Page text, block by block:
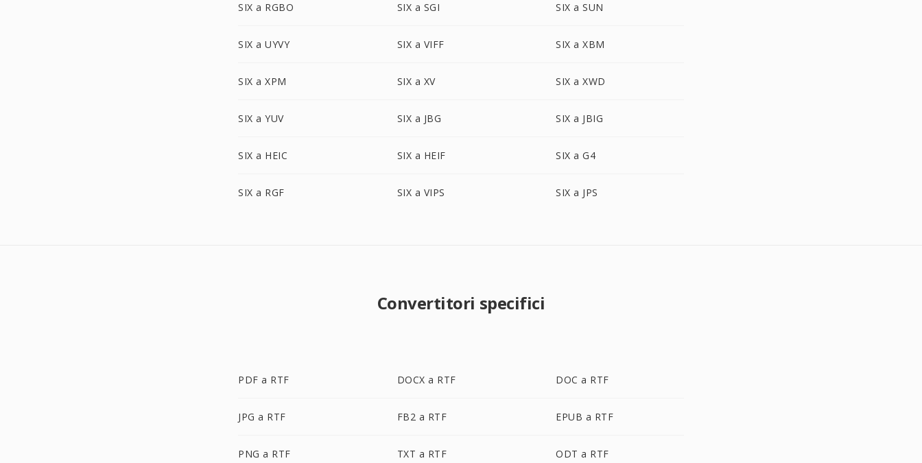
SIX a RGBO SIX a SGI SIX a SUN
SIX a UYVY SIX a VIFF SIX a XBM
SIX a XPM SIX a XV SIX a XWD
SIX a YUV SIX a JBG SIX a JBIG
SIX a HEIC SIX a HEIF SIX a G4
SIX a RGF SIX a VIPS SIX a JPS
Convertitori specifici
PDF a RTF DOCX a RTF DOC a RTF
JPG a RTF FB2 a RTF EPUB a RTF
PNG a RTF TXT a RTF ODT a RTF